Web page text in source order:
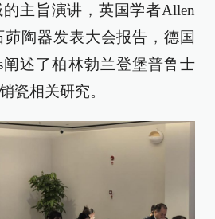
主旨演讲，英国学者Allen
茆陶器发表大会报告，德国
阐述了柏林勃兰登堡普鲁士
瓷相关研究。